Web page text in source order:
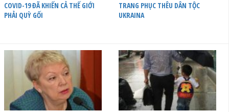
COVID-19 ĐÃ KHIẾN CẢ THẾ GIỚI
PHẢI QUỲ GỐI
TRANG PHỤC THÊU DÂN TỘC
UKRAINA